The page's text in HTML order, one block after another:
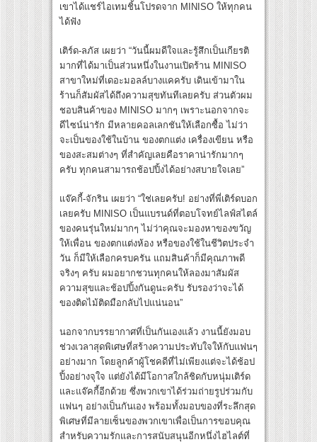
เขาได้แชร์ไอเทมชิ้นโปรดจาก MINISO ให้ทุกคน
ได้ฟัง
เติร์ด-ลภัส เผยว่า “วันนี้ผมดีใจและรู้สึกเป็นเกียรติ
มากที่ได้มาเป็นส่วนหนึ่งในงานเปิดร้าน MINISO
สาขาใหม่ที่เดอะมอลล์บางแคครับ เดินเข้ามาใน
ร้านก็สัมผัสได้ถึงความสุขทันทีเลยครับ ส่วนตัวผม
ชอบสินค้าของ MINISO มากๆ เพราะนอกจากจะ
ดีไซน์น่ารัก มีหลายคอลเลกชันให้เลือกซื้อ ไม่ว่า
จะเป็นของใช้ในบ้าน ของตกแต่ง เครื่องเขียน หรือ
ของสะสมต่างๆ ที่สำคัญเลยคือราคาน่ารักมากๆ
ครับ ทุกคนสามารถช้อปปิ้งได้อย่างสบายใจเลย”
แจ๊คกี้-จักริน เผยว่า “ใช่เลยครับ! อย่างที่พี่เติร์ดบอก
เลยครับ MINISO เป็นแบรนด์ที่ตอบโจทย์ไลฟ์สไตล์
ของคนรุ่นใหม่มากๆ ไม่ว่าคุณจะมองหาของขวัญ
ให้เพื่อน ของตกแต่งห้อง หรือของใช้ในชีวิตประจำ
วัน ก็มีให้เลือกครบครัน แถมสินค้าก็มีคุณภาพดี
จริงๆ ครับ ผมอยากชวนทุกคนให้ลองมาสัมผัส
ความสุขและช้อปปิ้งกันดูนะครับ รับรองว่าจะได้
ของติดไม้ติดมือกลับไปแน่นอน”
นอกจากบรรยากาศที่เป็นกันเองแล้ว งานนี้ยังมอบ
ช่วงเวลาสุดพิเศษที่สร้างความประทับใจให้กับแฟนๆ
อย่างมาก โดยลูกค้าผู้โชคดีที่ไม่เพียงแต่จะได้ช้อป
ปิ้งอย่างจุใจ แต่ยังได้มีโอกาสใกล้ชิดกับหนุ่มเติร์ด
และแจ๊คกี้อีกด้วย ซึ่งพวกเขาได้ร่วมถ่ายรูปร่วมกับ
แฟนๆ อย่างเป็นกันเอง พร้อมทั้งมอบของที่ระลึกสุด
พิเศษที่มีลายเซ็นของพวกเขาเพื่อเป็นการขอบคุณ
สำหรับความรักและการสนับสนุนอีกหนึ่งไฮไลต์ที่